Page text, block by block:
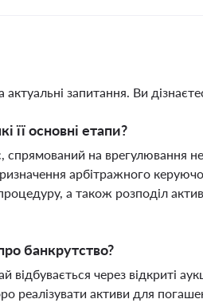
запитання. Ви
її основні етапи?
на врегулювання
арбітражного
а також розподіл
банкрутство?
через відкриті
активи для